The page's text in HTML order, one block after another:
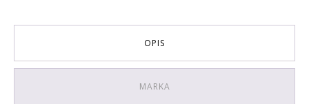
CZERWONY
OPIS
MARKA